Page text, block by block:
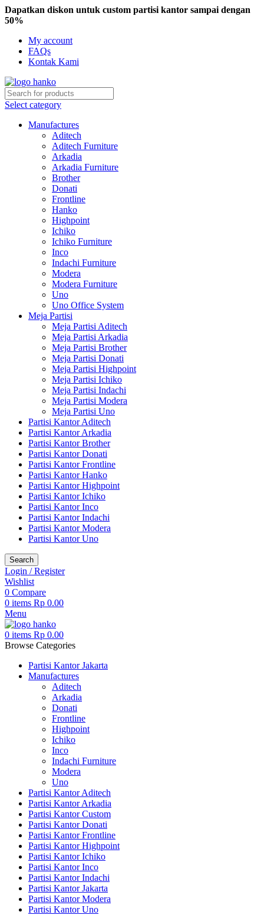
Dapatkan diskon untuk custom partisi kantor sampai dengan
50%
My account
FAQs
Kontak Kami
Select category
Manufactures
Aditech
Aditech Furniture
Arkadia
Arkadia Furniture
Brother
Donati
Frontline
Hanko
Highpoint
Ichiko
Ichiko Furniture
Inco
Indachi Furniture
Modera
Modera Furniture
Uno
Uno Office System
Meja Partisi
Meja Partisi Aditech
Meja Partisi Arkadia
Meja Partisi Brother
Meja Partisi Donati
Meja Partisi Highpoint
Meja Partisi Ichiko
Meja Partisi Indachi
Meja Partisi Modera
Meja Partisi Uno
Partisi Kantor Aditech
Partisi Kantor Arkadia
Partisi Kantor Brother
Partisi Kantor Donati
Partisi Kantor Frontline
Partisi Kantor Hanko
Partisi Kantor Highpoint
Partisi Kantor Ichiko
Partisi Kantor Inco
Partisi Kantor Indachi
Partisi Kantor Modera
Partisi Kantor Uno
Search
Login / Register
Wishlist
0 Compare
0 items Rp 0.00
Menu
0 items Rp 0.00
Browse Categories
Partisi Kantor Jakarta
Manufactures
Aditech
Arkadia
Donati
Frontline
Highpoint
Ichiko
Inco
Indachi Furniture
Modera
Uno
Partisi Kantor Aditech
Partisi Kantor Arkadia
Partisi Kantor Custom
Partisi Kantor Donati
Partisi Kantor Frontline
Partisi Kantor Highpoint
Partisi Kantor Ichiko
Partisi Kantor Inco
Partisi Kantor Indachi
Partisi Kantor Jakarta
Partisi Kantor Modera
Partisi Kantor Uno